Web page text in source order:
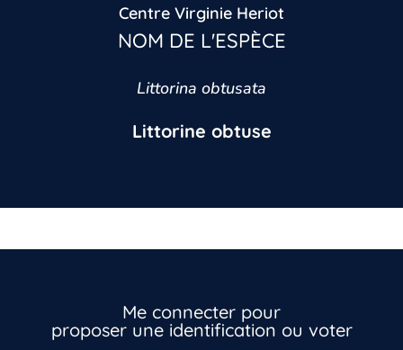
Centre Virginie Heriot
NOM DE L'ESPÈCE
Littorina obtusata
Littorine obtuse
Me connecter pour
proposer une identification ou voter